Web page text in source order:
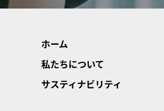
ホーム
私たちについて
サスティナビリティ